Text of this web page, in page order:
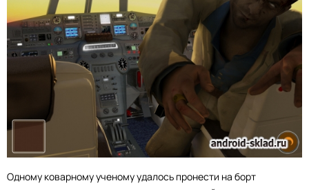
Одному коварному ученому удалось пронести на борт